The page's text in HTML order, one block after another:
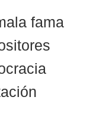
fama